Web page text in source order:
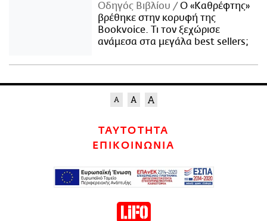
Οδηγός Βιβλίου
Ο «Καθρέφτης»
βρέθηκε στην κορυφή της
Bookvoice. Τι τον ξεχώρισε
ανάμεσα στα μεγάλα best sellers;
ΤΑΥΤΟΤΗΤΑ
ΕΠΙΚΟΙΝΩΝΙΑ